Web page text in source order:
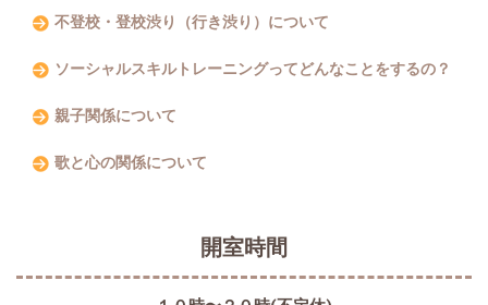
不登校・登校渋り（行き渋り）について
ソーシャルスキルトレーニングってどんなことをするの？
親子関係について
歌と心の関係について
開室時間